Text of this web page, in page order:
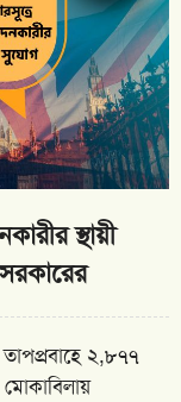
তাপপ্রবাহে ২,৮৭৭